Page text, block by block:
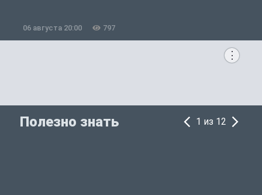
06 августа 20:00 797
Полезно знать 1 из 12